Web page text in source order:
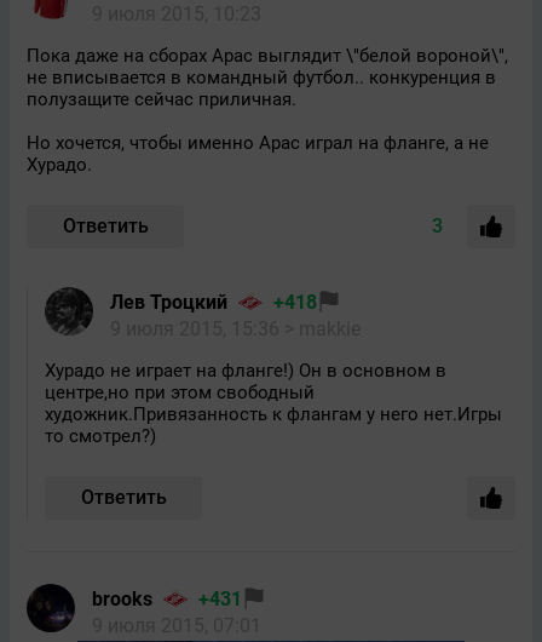
Пока даже на сборах Арас выглядит \"белой вороной\",
не вписывается в командный футбол.. конкуренция в
полузащите сейчас приличная.
Но хочется, чтобы именно Арас играл на фланге, а не
Хурадо.
Ответить 3
Лев Троцкий
+418
Хурадо не играет на фланге!) Он в основном в
центре,но при этом свободный
художник.Привязанность к флангам у него нет.Игры
то смотрел?)
Ответить
brooks
+431